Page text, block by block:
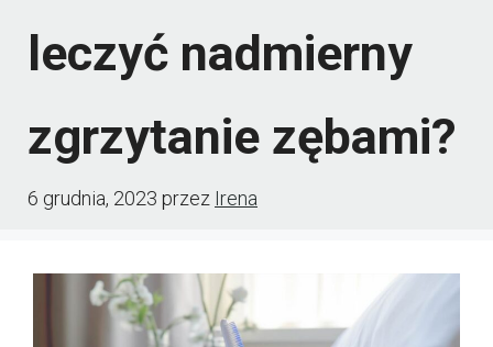
leczyć nadmierny
zgrzytanie zębami?
6 grudnia, 2023 przez Irena